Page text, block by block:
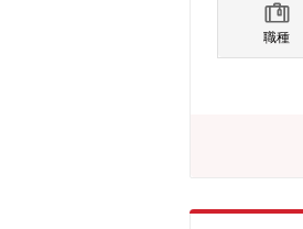
デアの企
目化・数
conductor/
職種